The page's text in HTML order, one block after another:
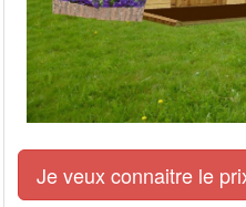
Je veux connaitre le